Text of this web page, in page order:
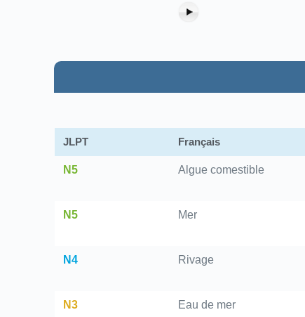
JLPT Français
N5 Algue comestible
N5 Mer
N4 Rivage
N3 Eau de mer